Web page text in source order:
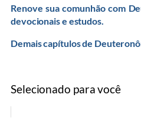
Renove sua comunhão com
devocionais e estudos.
Demais capítulos de
Selecionado para você